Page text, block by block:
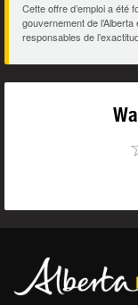
Cette offre d’emploi a été
gouvernement de
responsables de